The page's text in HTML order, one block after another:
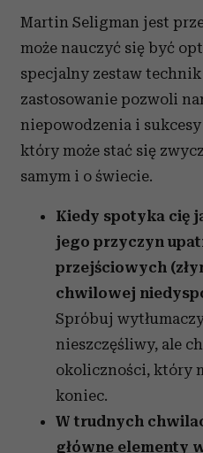
Martin Seligman jest
może nauczyć się być
specjalny zestaw
zastosowanie pozwoli
niepowodzenia i
który może stać się
samym i o świecie.
Kiedy spotyka cię
jego przyczyn
przejściowych
chwilowej
Spróbuj
nieszczęśliwy, ale
okoliczności, który
koniec.
W trudnych
główne elementy